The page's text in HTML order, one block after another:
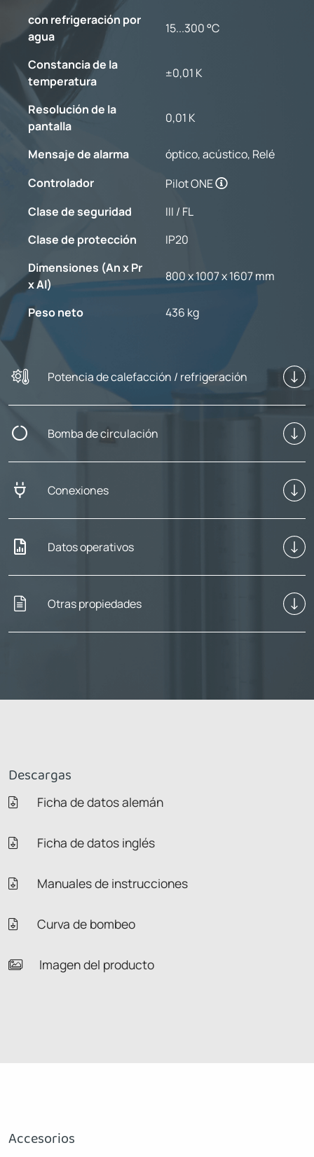
con refrigeración por
agua
15...300 °C
Constancia de la
temperatura
±0,01 K
Resolución de la
pantalla
0,01 K
Mensaje de alarma
óptico, acústico, Relé
Controlador
Pilot ONE
Clase de seguridad
III / FL
Clase de protección
IP20
Dimensiones (An x Pr
x Al)
800 x 1007 x 1607 mm
Peso neto 436 kg
Potencia de calefacción / refrigeración
Bomba de circulación
Conexiones
Datos operativos
Otras propiedades
Descargas
Ficha de datos alemán
Ficha de datos inglés
Manuales de instrucciones
Curva de bombeo
Imagen del producto
Accesorios